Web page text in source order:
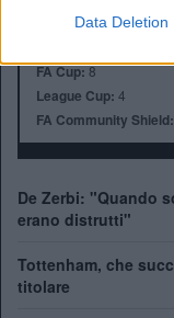
Data Deletion
ALBO D'ORO
FA Cup:8
League Cup: 4
FA Community Shield:
De Zerbi: "Quando
erano distrutti"
Tottenham, che
titolare